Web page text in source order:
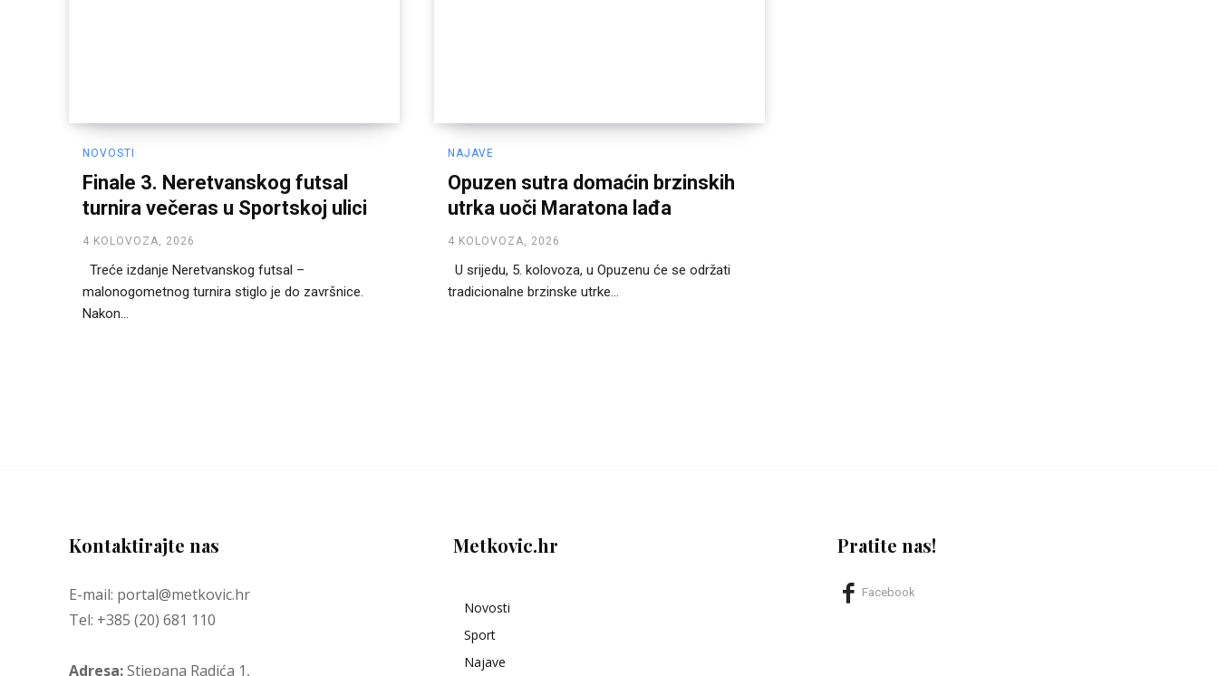
NOVOSTI
Finale 3. Neretvanskog futsal
turnira večeras u Sportskoj ulici
4 KOLOVOZA, 2026
malonogometnog turnira stiglo je do završnice.
Nakon...
NAJAVE
Opuzen sutra domaćin brzinskih
utrka uoči Maratona lađa
4 KOLOVOZA, 2026
U srijedu, 5. kolovoza, u Opuzenu će se održati
tradicionalne brzinske utrke...
Kontaktirajte nas
E-mail: portal@metkovic.hr
Tel: +385 (20) 681 110
Adresa:Stjepana Radića 1,
Metkovic.hr
Novosti
Sport
Najave
Pratite nas!
Facebook